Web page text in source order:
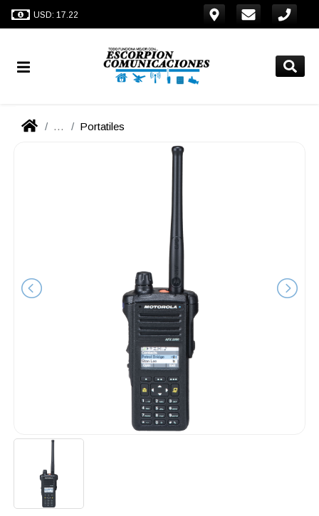
USD: 17.22
... Portatiles